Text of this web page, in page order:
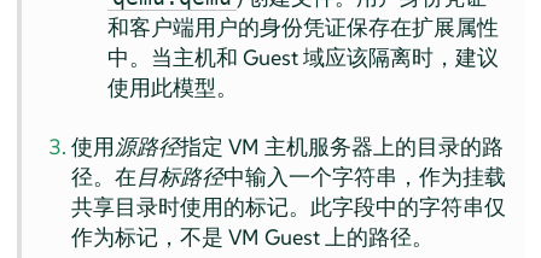
和客户端用户的身份凭证保存在扩展属性
中。当主机和 Guest 域应该隔离时，建议
使用此模型。
使用源路径指定 VM 主机服务器上的目录的路
径。在目标路径中输入一个字符串，作为挂载
共享目录时使用的标记。此字段中的字符串仅
作为标记，不是 VM Guest 上的路径。